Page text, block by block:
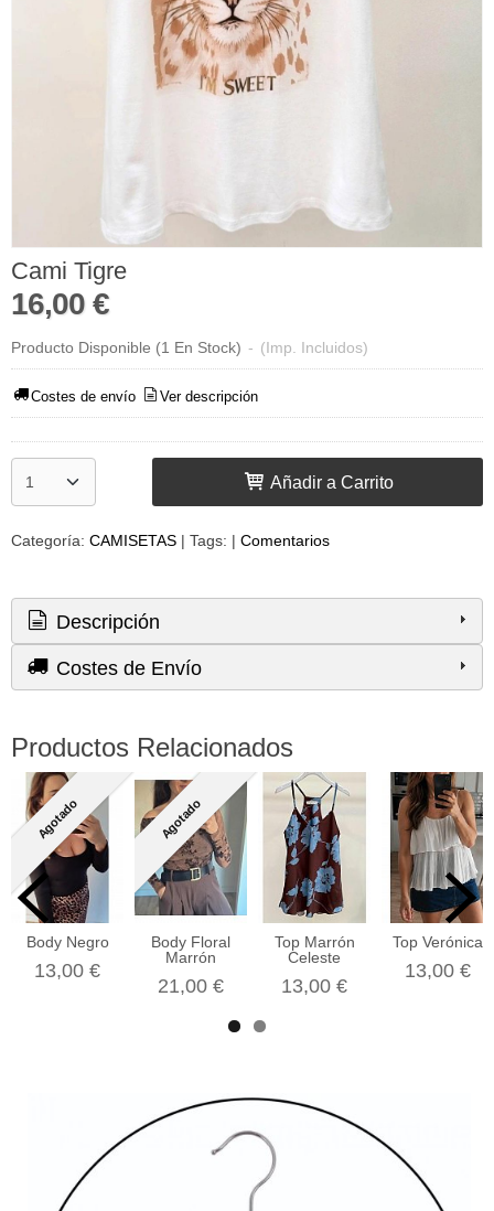
Cami Tigre
16,00 €
Producto Disponible (1 En Stock) - (Imp. Incluidos)
Costes de envío Ver descripción
Añadir a Carrito
Categoría: CAMISETAS | Tags: | Comentarios
Descripción
Costes de Envío
Productos Relacionados
Agotado
Body Negro
13,00 €
Agotado
Body Floral
Marrón
21,00 €
Top Marrón
Celeste
13,00 €
Top Verónica
13,00 €